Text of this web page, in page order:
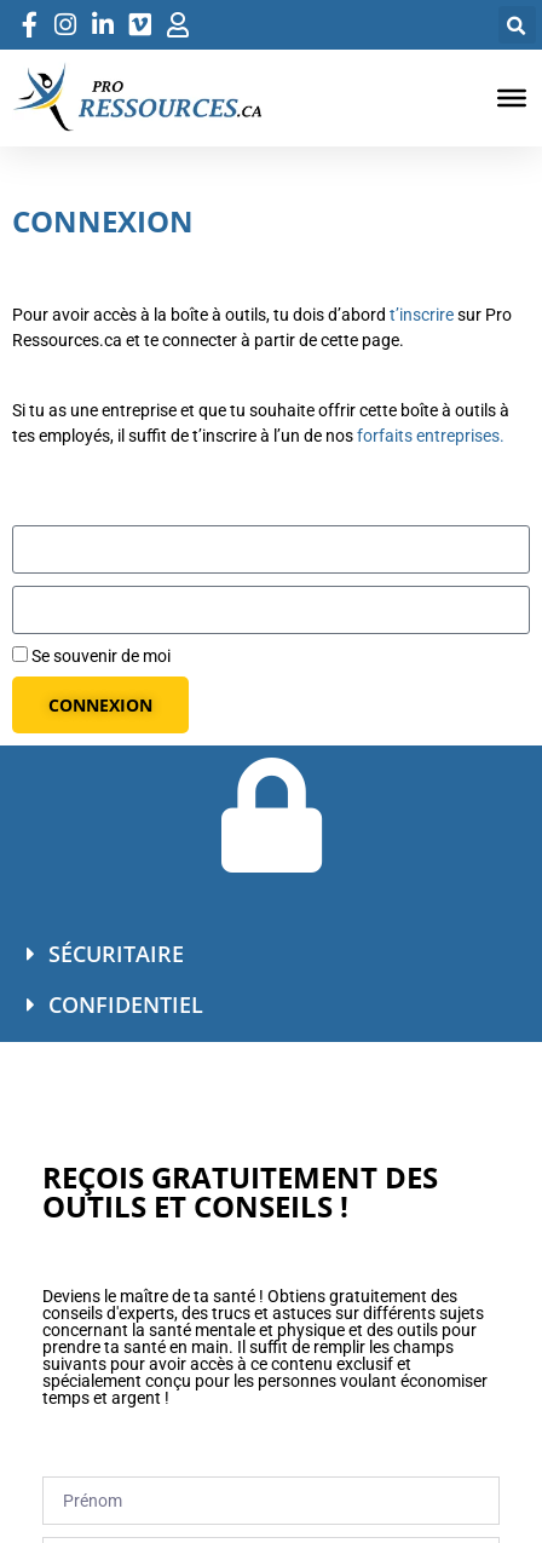
CONNEXION
Pour avoir accès à la boîte à outils, tu dois d’abord t’inscriresur Pro
Ressources.ca et te connecter à partir de cette page.
Si tu as une entreprise et que tu souhaite offrir cette boîte à outils à
tes employés, il suffit de t’inscrire à l’un de nosforfaits entreprises.
Se souvenir de moi
CONNEXION
SÉCURITAIRE
CONFIDENTIEL
REÇOIS GRATUITEMENT DES
OUTILS ET CONSEILS !
Deviens le maître de ta santé ! Obtiens gratuitement des
conseils d'experts, des trucs et astuces sur différents sujets
concernant la santé mentale et physique et des outils pour
prendre ta santé en main. Il suffit de remplir les champs
suivants pour avoir accès à ce contenu exclusif et
spécialement conçu pour les personnes voulant économiser
temps et argent !